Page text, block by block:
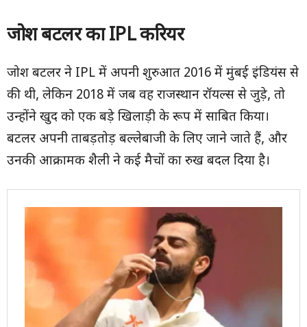
जोश बटलर काIPLकरियर
जोश बटलर ने IPL में अपनी शुरुआत 2016 में मुंबई इंडियंस से
की थी, लेकिन 2018 में जब वह राजस्थान रॉयल्स से जुड़े, तो
उन्होंने खुद को एक बड़े खिलाड़ी के रूप में साबित किया।
बटलर अपनी ताबड़तोड़ बल्लेबाजी के लिए जाने जाते हैं, और
उनकी आक्रामक शैली ने कई मैचों का रुख बदल दिया है।